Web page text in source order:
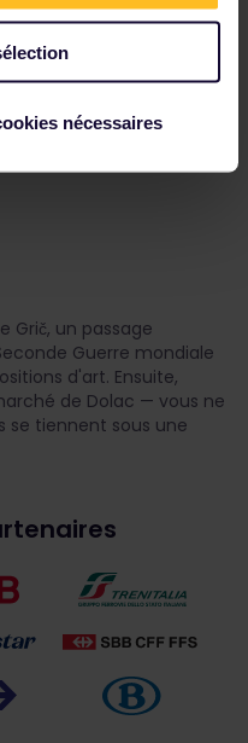
nécessaires
Grič, un passage
Guerre mondiale
d'art. Ensuite,
de Dolac — vous ne
se tiennent sous une